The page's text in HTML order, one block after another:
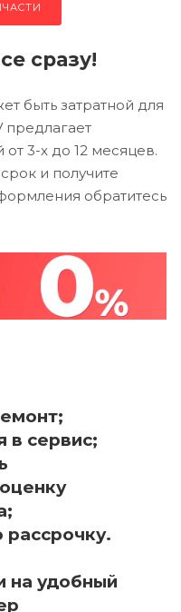
сразу!
быть затратной для
предлагает
от 3-х до 12 месяцев.
и получите
обратитесь
в сервис;
рассрочку.
на удобный